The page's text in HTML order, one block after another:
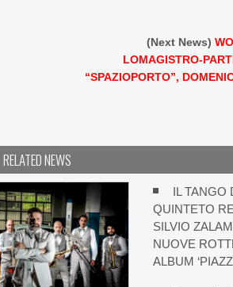
(Next News)
LOMAGISTRO-
“SPAZIOPORTO”,
RELATED NEWS
IL TANGO
QUINTETO
SILVIO
NUOVE
ALBUM